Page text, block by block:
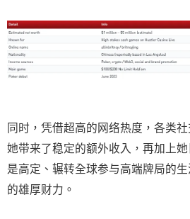
同时，凭借超高的网络热度，各类
她带来了稳定的额外收入，再加上
是高定、辗转全球参与高端牌局的
的雄厚财力。